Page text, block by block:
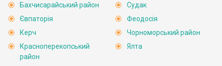
Бахчисарайський район
Євпаторія
Керч
Красноперекопський
район
Судак
Феодосія
Чорноморський район
Ялта